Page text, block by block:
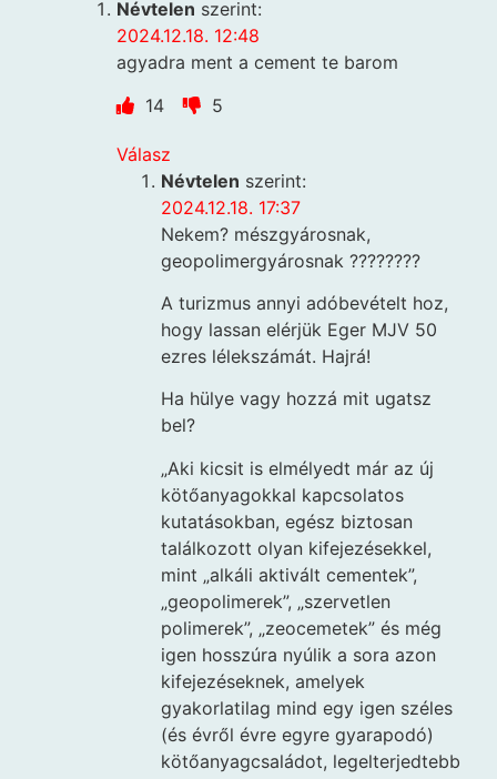
Névtelen szerint:
2024.12.18. 12:48
agyadra ment a cement te barom
14
5
Válasz
Névtelen szerint:
2024.12.18. 17:37
Nekem? mészgyárosnak,
geopolimergyárosnak ????????
A turizmus annyi adóbevételt hoz,
hogy lassan elérjük Eger MJV 50
ezres lélekszámát. Hajrá!
Ha hülye vagy hozzá mit ugatsz
bel?
„Aki kicsit is elmélyedt már az új
kötőanyagokkal kapcsolatos
kutatásokban, egész biztosan
találkozott olyan kifejezésekkel,
mint „alkáli aktivált cementek”,
„geopolimerek”, „szervetlen
polimerek”, „zeocemetek” és még
igen hosszúra nyúlik a sora azon
kifejezéseknek, amelyek
gyakorlatilag mind egy igen széles
(és évről évre egyre gyarapodó)
kötőanyagcsaládot, legelterjedtebb